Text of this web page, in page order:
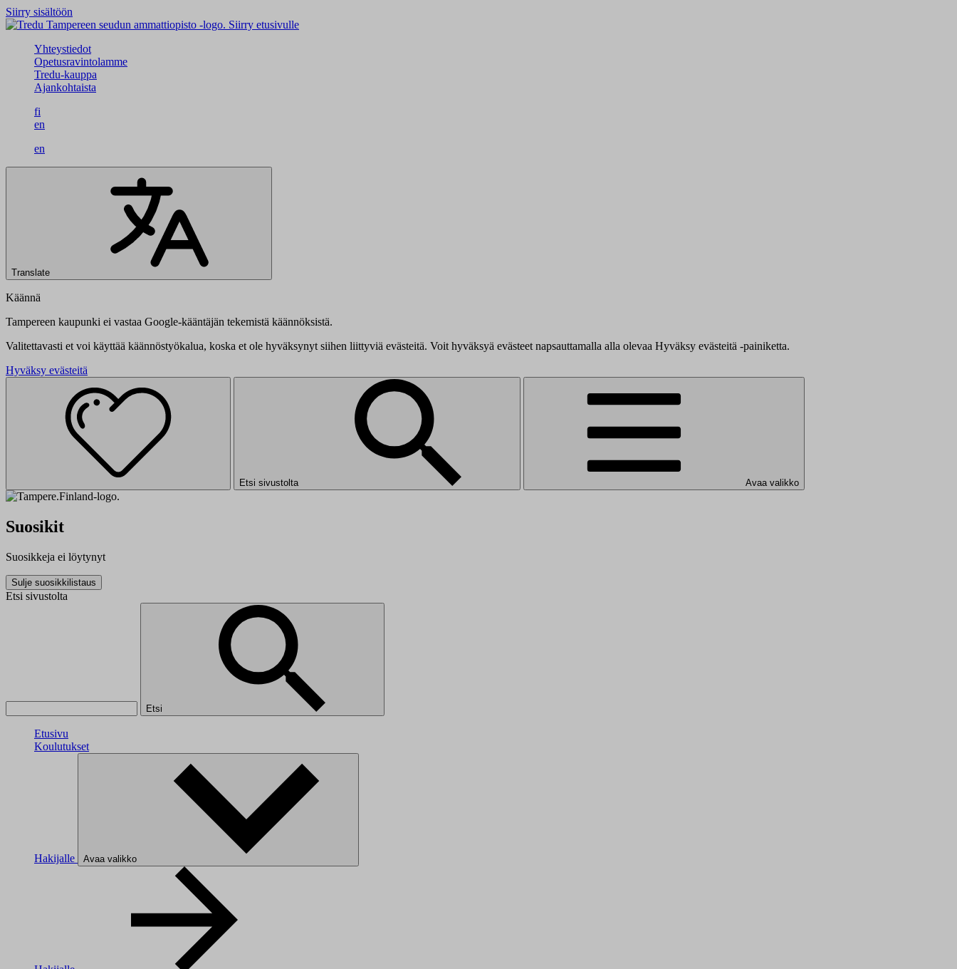
Siirry sisältöön
Siirry etusivulle
Yhteystiedot
Opetusravintolamme
Tredu-kauppa
Ajankohtaista
fi
en
en
Translate
Käännä
Tampereen kaupunki ei vastaa Google-kääntäjän tekemistä käännöksistä.
Valitettavasti et voi käyttää käännöstyökalua, koska et ole hyväksynyt siihen liittyviä evästeitä. Voit hyväksyä evästeet napsauttamalla alla olevaa Hyväksy evästeitä -painiketta.
Hyväksy evästeitä
Etsi sivustolta Avaa valikko
Suosikit
Suosikkeja ei löytynyt
Sulje suosikkilistaus
Etsi sivustolta
Etsi
Etusivu
Koulutukset
Hakijalle Avaa valikko